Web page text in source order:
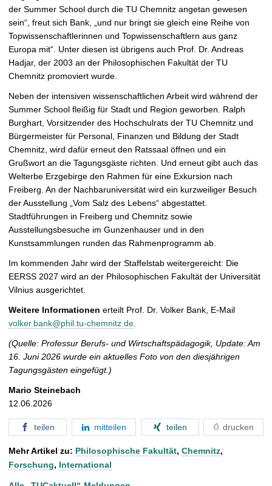
der Summer School durch die TU Chemnitz angetan gewesen
sein“, freut sich Bank, „und nur bringt sie gleich eine Reihe von
Topwissenschaftlerinnen und Topwissenschaftlern aus ganz
Europa mit“. Unter diesen ist übrigens auch Prof. Dr. Andreas
Hadjar, der 2003 an der Philosophischen Fakultät der TU
Chemnitz promoviert wurde.
Neben der intensiven wissenschaftlichen Arbeit wird während der
Summer School fleißig für Stadt und Region geworben. Ralph
Burghart, Vorsitzender des Hochschulrats der TU Chemnitz und
Bürgermeister für Personal, Finanzen und Bildung der Stadt
Chemnitz, wird dafür erneut den Ratssaal öffnen und ein
Grußwort an die Tagungsgäste richten. Und erneut gibt auch das
Welterbe Erzgebirge den Rahmen für eine Exkursion nach
Freiberg. An der Nachbaruniversität wird ein kurzweiliger Besuch
der Ausstellung „Vom Salz des Lebens“ abgestattet.
Stadtführungen in Freiberg und Chemnitz sowie
Ausstellungsbesuche im Gunzenhauser und in den
Kunstsammlungen runden das Rahmenprogramm ab.
Im kommenden Jahr wird der Staffelstab weitergereicht: Die
EERSS 2027 wird an der Philosophischen Fakultät der Universität
Vilnius ausgerichtet.
Weitere Informationen erteilt Prof. Dr. Volker Bank, E-Mail
volker.bank@phil.tu-chemnitz.de.
(Quelle: Professur Berufs- und Wirtschaftspädagogik, Update: Am
16. Juni 2026 wurde ein aktuelles Foto von den diesjährigen
Tagungsgästen eingefügt.)
Mario Steinebach
12.06.2026
teilen mitteilen teilen drucken
Mehr Artikel zu: Philosophische Fakultät, Chemnitz,
Forschung, International